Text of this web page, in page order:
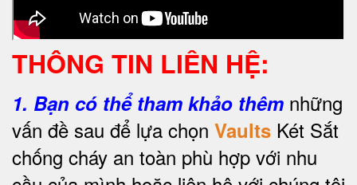
THÔNG TIN LIÊN HỆ:
1. Bạn có thể tham khảo thêm những
vấn đề sau để lựa chọn Vaults Két Sắt
chống cháy an toàn phù hợp với nhu